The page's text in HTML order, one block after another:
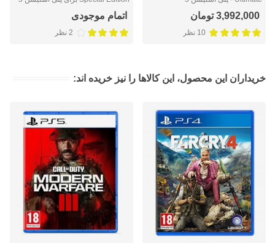
3,992,000 تومان
10 نظر
اتمام موجودی
2 نظر
خریداران این محصول، این کالاها را نیز خریده اند: